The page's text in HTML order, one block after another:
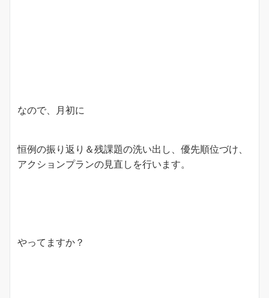
なので、月初に
恒例の振り返り＆残課題の洗い出し、優先順位づけ、
アクションプランの見直しを行います。
やってますか？